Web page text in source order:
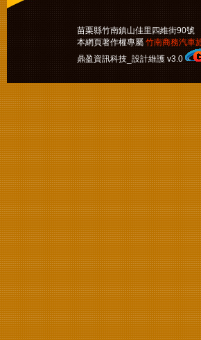
苗栗縣竹南鎮山佳里四維街90
本網頁著作權專屬 竹南商務汽車
鼎盈資訊科技_設計維護 v3.0